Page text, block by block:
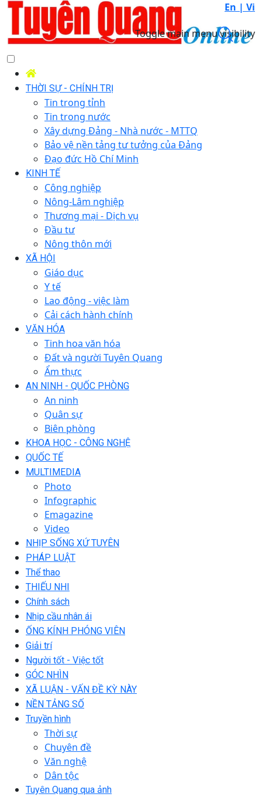
En | Vi
Toggle main menu visibility
THỜI SỰ - CHÍNH TRỊ
Tin trong tỉnh
Tin trong nước
Xây dựng Đảng - Nhà nước - MTTQ
Bảo vệ nền tảng tư tưởng của Đảng
Đạo đức Hồ Chí Minh
KINH TẾ
Công nghiệp
Nông-Lâm nghiệp
Thương mại - Dịch vụ
Đầu tư
Nông thôn mới
XÃ HỘI
Giáo dục
Y tế
Lao động - việc làm
Cải cách hành chính
VĂN HÓA
Tinh hoa văn hóa
Đất và người Tuyên Quang
Ẩm thực
AN NINH - QUỐC PHÒNG
An ninh
Quân sự
Biên phòng
KHOA HỌC - CÔNG NGHỆ
QUỐC TẾ
MULTIMEDIA
Photo
Infographic
Emagazine
Video
NHỊP SỐNG XỨ TUYÊN
PHÁP LUẬT
Thể thao
THIẾU NHI
Chính sách
Nhịp cầu nhân ái
ỐNG KÍNH PHÓNG VIÊN
Giải trí
Người tốt - Việc tốt
GÓC NHÌN
XÃ LUẬN - VẤN ĐỀ KỲ NÀY
NỀN TẢNG SỐ
Truyền hình
Thời sự
Chuyên đề
Văn nghệ
Dân tộc
Tuyên Quang qua ảnh